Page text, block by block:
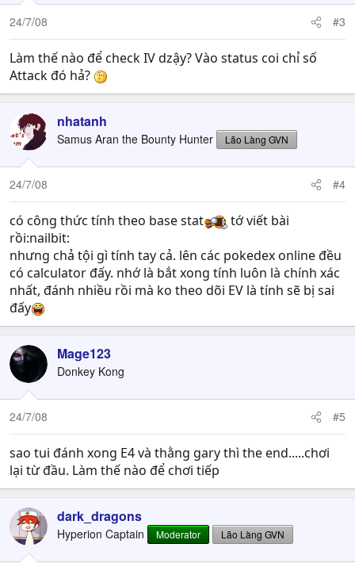
24/7/08 #3
Làm thế nào để check IV dzậy? Vào status coi chỉ số
Attack đó hả?
nhatanh
Samus Aran the Bounty Hunter Lão Làng GVN
24/7/08 #4
có công thức tính theo base stat
tớ viết bài
rồi:nailbit:
nhưng chả tội gì tính tay cả. lên các pokedex online đều
có calculator đấy. nhớ là bắt xong tính luôn là chính xác
nhất, đánh nhiều rồi mà ko theo dõi EV là tính sẽ bị sai
đấy
Mage123
Donkey Kong
24/7/08 #5
sao tui đánh xong E4 và thằng gary thì the end.....chơi
lại từ đầu. Làm thế nào để chơi tiếp
dark_dragons
Hyperion Captain Moderator Lão Làng GVN